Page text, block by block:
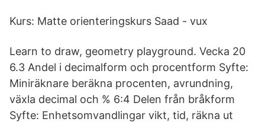
Kurs: Matte orienteringskurs Saad - vux
Learn to draw, geometry playground. Vecka 20
6.3 Andel i decimalform och procentform Syfte:
Miniräknare beräkna procenten, avrundning,
växla decimal och % 6:4 Delen från bråkform
Syfte: Enhetsomvandlingar vikt, tid, räkna ut